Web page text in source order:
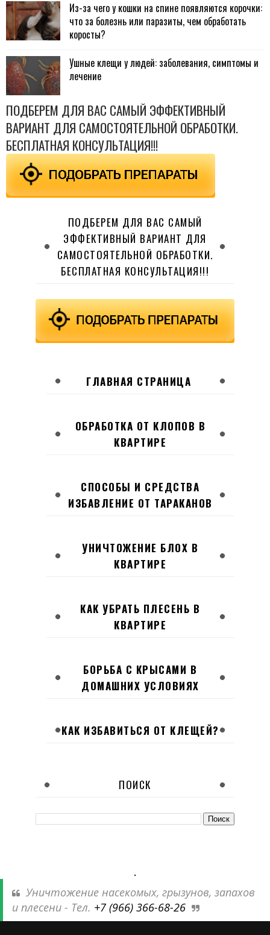
Из-за чего у кошки на спине появляются корочки:
что за болезнь или паразиты, чем обработать
коросты?
Ушные клещи у людей: заболевания, симптомы и
лечение
ПОДБЕРЕМ ДЛЯ ВАС САМЫЙ ЭФФЕКТИВНЫЙ
ВАРИАНТ ДЛЯ САМОСТОЯТЕЛЬНОЙ ОБРАБОТКИ.
БЕСПЛАТНАЯ КОНСУЛЬТАЦИЯ!!!
ПОДБЕРЕМ ДЛЯ ВАС САМЫЙ
ЭФФЕКТИВНЫЙ ВАРИАНТ ДЛЯ
САМОСТОЯТЕЛЬНОЙ ОБРАБОТКИ.
БЕСПЛАТНАЯ КОНСУЛЬТАЦИЯ!!!
ГЛАВНАЯ СТРАНИЦА
ОБРАБОТКА ОТ КЛОПОВ В
КВАРТИРЕ
СПОСОБЫ И СРЕДСТВА
ИЗБАВЛЕНИЕ ОТ ТАРАКАНОВ
УНИЧТОЖЕНИЕ БЛОХ В
КВАРТИРЕ
КАК УБРАТЬ ПЛЕСЕНЬ В
КВАРТИРЕ
БОРЬБА С КРЫСАМИ В
ДОМАШНИХ УСЛОВИЯХ
КАК ИЗБАВИТЬСЯ ОТ КЛЕЩЕЙ?
ПОИСК
.
Уничтожение насекомых, грызунов, запахов
и плесени - Тел. +7 (966) 366-68-26